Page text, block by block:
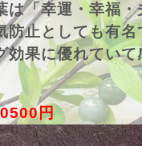
「幸運・幸福・
止としても有名
果に優れていて
円